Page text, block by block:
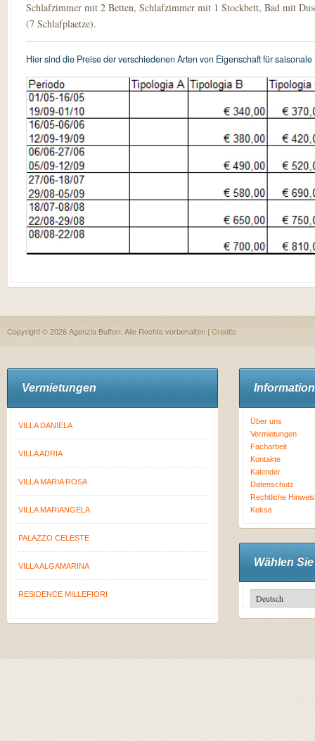
Schlafzimmer mit 2 Betten, Schlafzimmer mit 1 Stockbett, Bad mit
(7 Schlafplaetze).
Hier sind die Preise der verschiedenen Arten von Eigenschaft für saisonale
Copyright © 2026 Agenzia Buffon. Alle Rechte vorbehalten | Credits
Vermietungen
VILLA DANIELA
VILLA ADRIA
VILLA MARIA ROSA
VILLA MARIANGELA
PALAZZO CELESTE
VILLA ALGAMARINA
RESIDENCE MILLEFIORI
Über uns
Vermietungen
Facharbeit
Kontakte
Kalender
Datenschutz
Rechtliche
Kekse
Wählen